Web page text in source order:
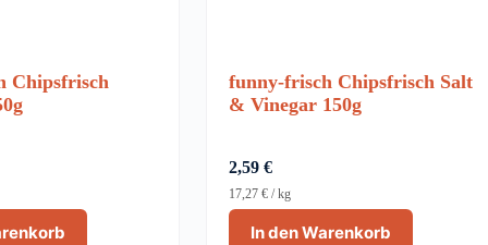
Chipsfrisch
funny-frisch Chipsfrisch Salt
& Vinegar 150g
2,59 €
In den Warenkorb
17,27 €/kg